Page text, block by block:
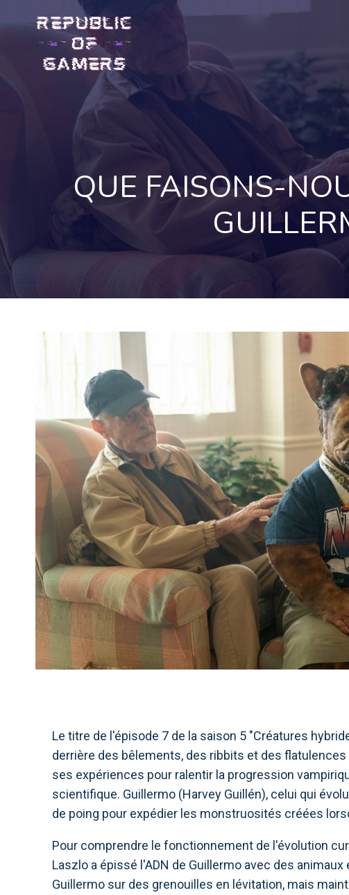
content
QUE FAISONS-
Le titre de l'épisode 7 de la saison 5 "Créatures
derrière des bêlements, des ribbits et des
ses expériences pour ralentir la progression
scientifique. Guillermo (Harvey Guillén), celui qui
de poing pour expédier les monstruosités créées
Pour comprendre le fonctionnement de l'évolution
Laszlo a épissé l'ADN de Guillermo avec des
Guillermo sur des grenouilles en lévitation, mais